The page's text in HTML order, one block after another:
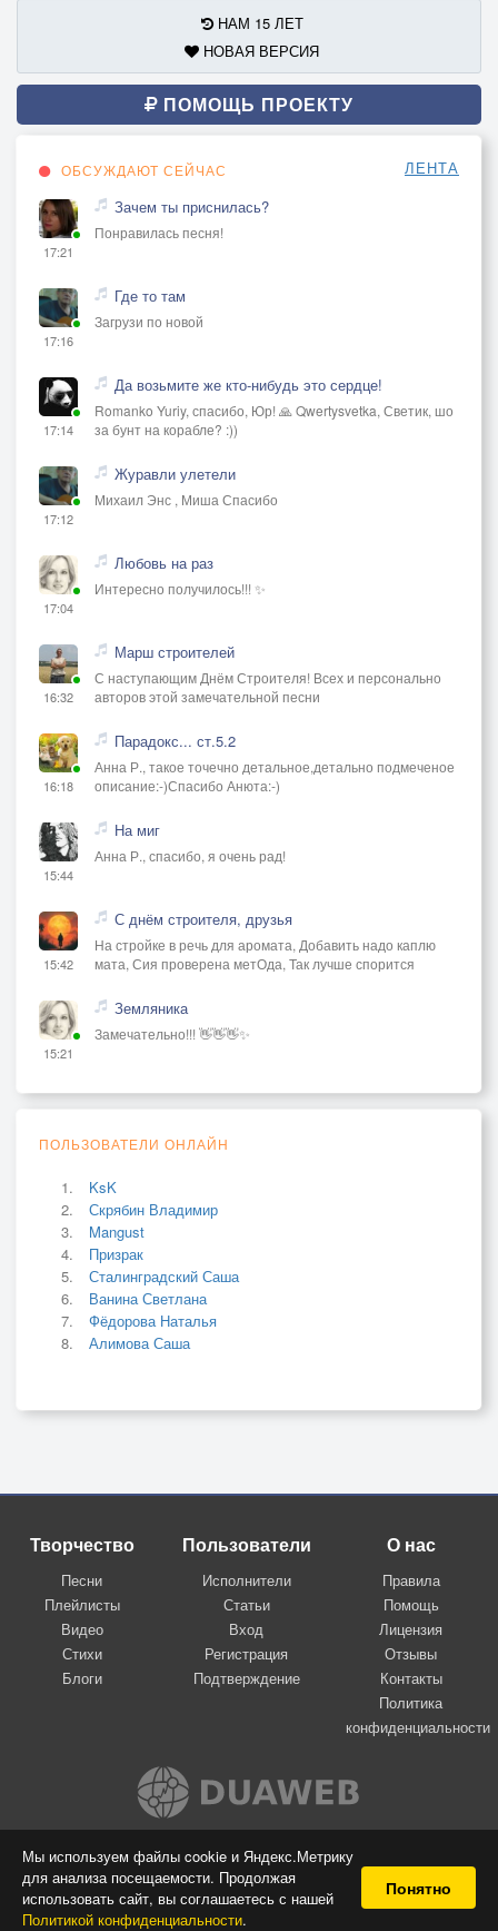
Мы используем файлы cookie и Яндекс.Метрику
для анализа посещаемости. Продолжая
использовать сайт, вы соглашаетесь с нашей
Политикой конфиденциальности.
Понятно
НАМ 15 ЛЕТ
НОВАЯ ВЕРСИЯ
ПОМОЩЬ ПРОЕКТУ
ОБСУЖДАЮТ СЕЙЧАС ЛЕНТА
17:21
Зачем ты приснилась?
Понравилась песня!
17:16
Где то там
Загрузи по новой
17:14
Да возьмите же кто-нибудь это сердце!
Romanko Yuriy, спасибо, Юр! 🙏 Qwertysvetka, Светик, шо
за бунт на корабле? :))
17:12
Журавли улетели
Михаил Энс , Миша Спасибо
17:04
Любовь на раз
Интересно получилось!!! ✨
16:32
Марш строителей
С наступающим Днём Строителя! Всех и персонально
авторов этой замечательной песни
16:18
Парадокс... ст.5.2
Анна Р., такое точечно детальное,детально подмеченое
описание:-)Спасибо Анюта:-)
15:44
На миг
Анна Р., спасибо, я очень рад!
15:42
С днём строителя, друзья
На стройке в речь для аромата, Добавить надо каплю
мата, Сия проверена метОда, Так лучше спорится
15:21
Земляника
Замечательно!!! 👋👋👋✨
ПОЛЬЗОВАТЕЛИ ОНЛАЙН
KsK
Скрябин Владимир
Mangust
Призрак
Сталинградский Саша
Ванина Светлана
Фёдорова Наталья
Алимова Саша
Творчество
Песни
Плейлисты
Видео
Стихи
Блоги
Пользователи
Исполнители
Статьи
Вход
Регистрация
Подтверждение
О нас
Правила
Помощь
Лицензия
Отзывы
Контакты
Политика
конфиденциальности
Вконтакте
© 2009-2026 Я-пою
Музыкальный сайт самовыражения